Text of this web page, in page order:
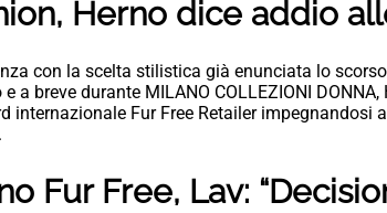
Herno dice addio
con la scelta stilistica già enunciata lo
a breve durante MILANO COLLEZIONI
internazionale Fur Free Retailer impegnandosi
Fur Free, Lav: